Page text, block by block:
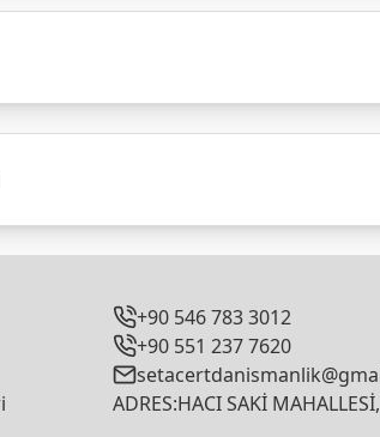
+90 546 783 3012
+90 551 237 7620
ADRES:HACI SAKİ